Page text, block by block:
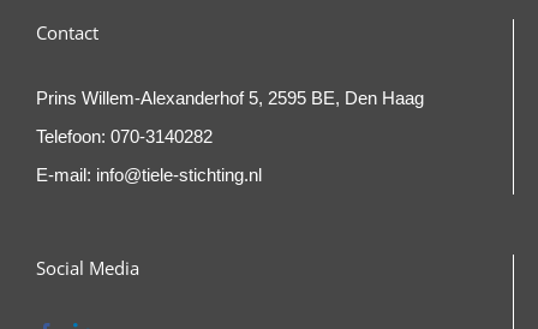
Contact
Prins Willem-Alexanderhof 5, 2595 BE, Den Haag
Telefoon: 070-3140282
E-mail: info@tiele-stichting.nl
Social Media